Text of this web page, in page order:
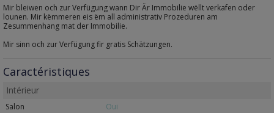
Mir bleiwen och zur Verfügung wann Dir Är Immobilie wëllt verkafen oder
lounen. Mir këmmeren eis ëm all administrativ Prozeduren am
Zesummenhang mat der Immobilie.
Mir sinn och zur Verfügung fir gratis Schätzungen.
Caractéristiques
Intérieur
Salon Oui